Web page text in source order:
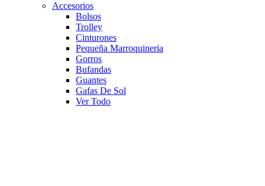
Accesorios
Bolsos
Trolley
Cinturones
Pequeña Marroquineria
Gorros
Bufandas
Guantes
Gafas De Sol
Ver Todo